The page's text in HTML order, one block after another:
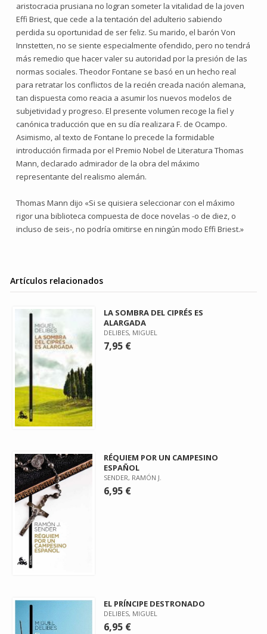
aristocracia prusiana no logran someter la vitalidad de la joven
Effi Briest, que cede a la tentación del adulterio sabiendo
perdida su oportunidad de ser feliz. Su marido, el barón Von
Innstetten, no se siente especialmente ofendido, pero no tendrá
más remedio que hacer valer su autoridad por la presión de las
normas sociales. Theodor Fontane se basó en un hecho real
para retratar los conflictos de la recién creada nación alemana,
tan dispuesta como reacia a asumir los nuevos modelos de
subjetividad y progreso. El presente volumen recoge la fiel y
canónica traducción que en su día realizara F. de Ocampo.
Asimismo, al texto de Fontane lo precede la formidable
introducción firmada por el Premio Nobel de Literatura Thomas
Mann, declarado admirador de la obra del máximo
representante del realismo alemán.
Thomas Mann dijo «Si se quisiera seleccionar con el máximo
rigor una biblioteca compuesta de doce novelas -o de diez, o
incluso de seis-, no podría omitirse en ningún modo Effi Briest.»
Artículos relacionados
LA SOMBRA DEL CIPRÉS ES
ALARGADA
DELIBES, MIGUEL
7,95 €
RÉQUIEM POR UN CAMPESINO
ESPAÑOL
SENDER, RAMÓN J.
6,95 €
EL PRÍNCIPE DESTRONADO
DELIBES, MIGUEL
6,95 €